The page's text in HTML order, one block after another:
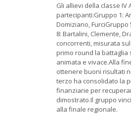
Gli allievi della classe IV
partecipanti:Gruppo 1:
Domiziano,
8: Bartalini, Clemente,
concorrenti, misurata
primo round la battaglia
animata e vivace.Alla
ottenere buoni risultati
terzo ha consolidato la
finanziarie per
dimostrato.Il gruppo
alla finale regionale.